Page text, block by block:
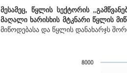
მესამეც, წყლის სექტორის
მაღალი ხარისხის მტკნარი წყლის
მიწოდებასა და წყლის დანახარჯს